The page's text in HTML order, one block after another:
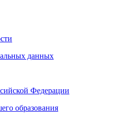
данных
Федерации
образования